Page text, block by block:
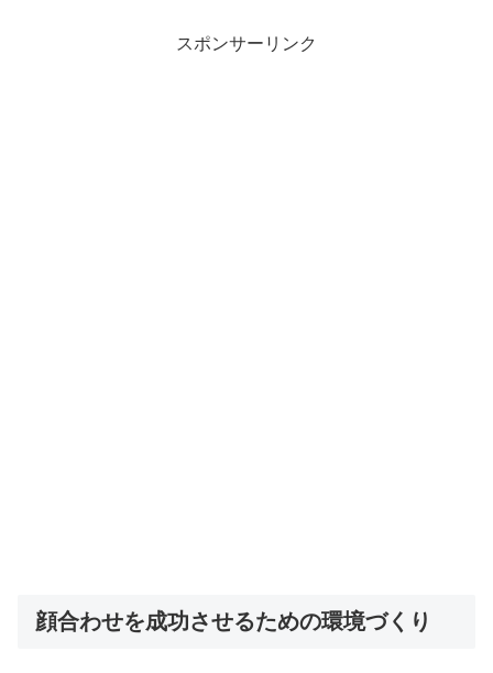
スポンサーリンク
顔合わせを成功させるための環境づくり